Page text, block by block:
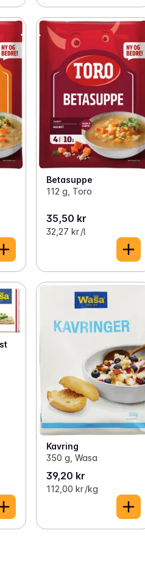
Betasuppe
112 g, Toro
35,50 kr
32,27 kr /l
Kavring
350 g, Wasa
39,20 kr
112,00 kr /kg